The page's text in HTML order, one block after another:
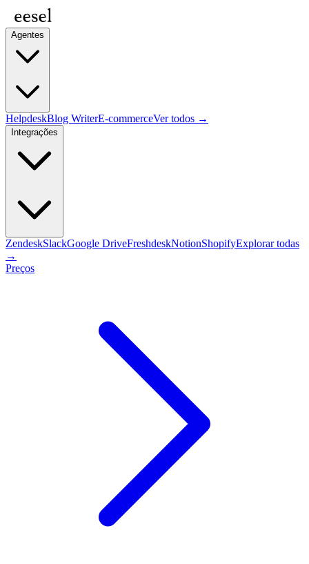
Agentes
HelpdeskBlog WriterE-commerceVer todos →
Integrações
ZendeskSlackGoogle DriveFreshdeskNotionShopifyExplorar todas
→
Preços